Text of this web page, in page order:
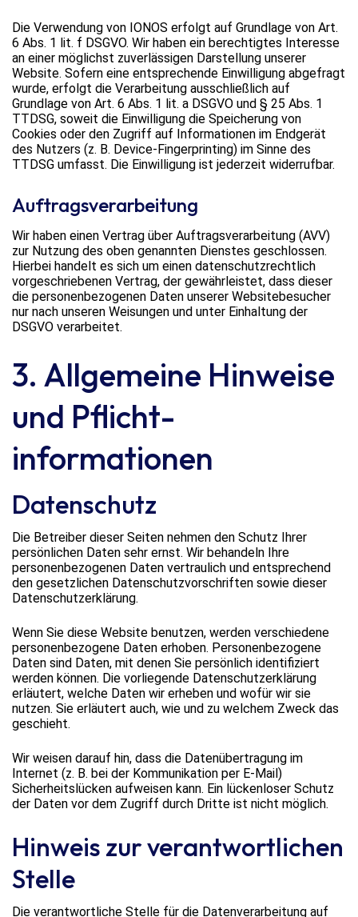
Die Verwendung von IONOS erfolgt auf Grundlage von Art.
6 Abs. 1 lit. f DSGVO. Wir haben ein berechtigtes Interesse
an einer möglichst zuverlässigen Darstellung unserer
Website. Sofern eine entsprechende Einwilligung abgefragt
wurde, erfolgt die Verarbeitung ausschließlich auf
Grundlage von Art. 6 Abs. 1 lit. a DSGVO und § 25 Abs. 1
TTDSG, soweit die Einwilligung die Speicherung von
Cookies oder den Zugriff auf Informationen im Endgerät
des Nutzers (z. B. Device-Fingerprinting) im Sinne des
TTDSG umfasst. Die Einwilligung ist jederzeit widerrufbar.
Auftragsverarbeitung
Wir haben einen Vertrag über Auftragsverarbeitung (AVV)
zur Nutzung des oben genannten Dienstes geschlossen.
Hierbei handelt es sich um einen datenschutzrechtlich
vorgeschriebenen Vertrag, der gewährleistet, dass dieser
die personenbezogenen Daten unserer Websitebesucher
nur nach unseren Weisungen und unter Einhaltung der
DSGVO verarbeitet.
3. Allgemeine Hinweise
und Pflicht­
informationen
Datenschutz
Die Betreiber dieser Seiten nehmen den Schutz Ihrer
persönlichen Daten sehr ernst. Wir behandeln Ihre
personenbezogenen Daten vertraulich und entsprechend
den gesetzlichen Datenschutzvorschriften sowie dieser
Datenschutzerklärung.
Wenn Sie diese Website benutzen, werden verschiedene
personenbezogene Daten erhoben. Personenbezogene
Daten sind Daten, mit denen Sie persönlich identifiziert
werden können. Die vorliegende Datenschutzerklärung
erläutert, welche Daten wir erheben und wofür wir sie
nutzen. Sie erläutert auch, wie und zu welchem Zweck das
geschieht.
Wir weisen darauf hin, dass die Datenübertragung im
Internet (z. B. bei der Kommunikation per E-Mail)
Sicherheitslücken aufweisen kann. Ein lückenloser Schutz
der Daten vor dem Zugriff durch Dritte ist nicht möglich.
Hinweis zur verantwortlichen
Stelle
Die verantwortliche Stelle für die Datenverarbeitung auf